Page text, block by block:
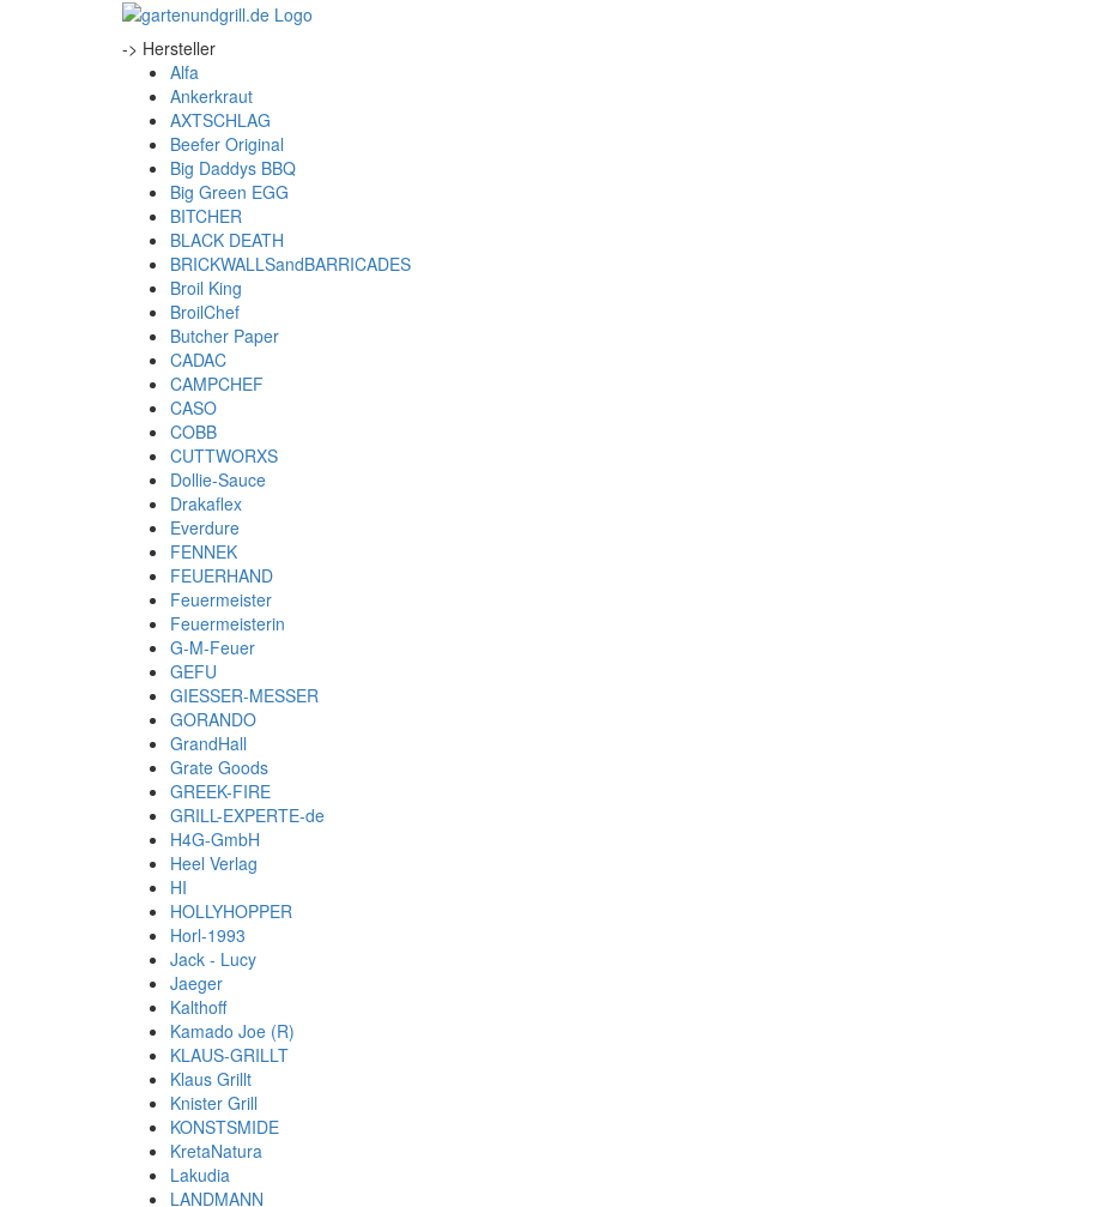
-> Hersteller
Alfa
Ankerkraut
AXTSCHLAG
Beefer Original
Big Daddys BBQ
Big Green EGG
BITCHER
BLACK DEATH
BRICKWALLSandBARRICADES
Broil King
BroilChef
Butcher Paper
CADAC
CAMPCHEF
CASO
COBB
CUTTWORXS
Dollie-Sauce
Drakaflex
Everdure
FENNEK
FEUERHAND
Feuermeister
Feuermeisterin
G-M-Feuer
GEFU
GIESSER-MESSER
GORANDO
GrandHall
Grate Goods
GREEK-FIRE
GRILL-EXPERTE-de
H4G-GmbH
Heel Verlag
HI
HOLLYHOPPER
Horl-1993
Jack - Lucy
Jaeger
Kalthoff
Kamado Joe (R)
KLAUS-GRILLT
Klaus Grillt
Knister Grill
KONSTSMIDE
KretaNatura
Lakudia
LANDMANN